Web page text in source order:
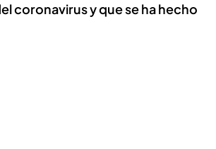
coronavirus y que se ha hecho